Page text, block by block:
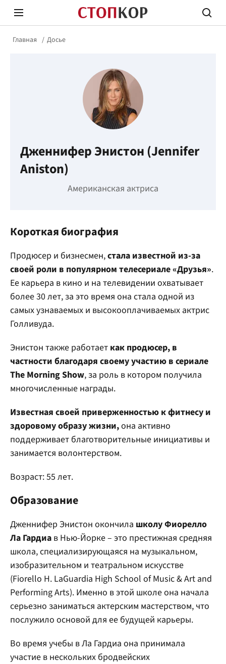
Стоп Политической Коррупции
Политика
Главная Досье
Дженнифер Энистон (Jennifer
Aniston)
Американская актриса
Короткая биография
Продюсер и бизнесмен,стала известной из-за
своей роли в популярном телесериале «Друзья».
Ее карьера в кино и на телевидении охватывает
более 30 лет, за это время она стала одной из
самых узнаваемых и высокооплачиваемых актрис
Голливуда.
Энистон также работает как продюсер, в
частности благодаря своему участию в сериале
The Morning Show, за роль в котором получила
многочисленные награды.
Известная своей приверженностью к фитнесу и
здоровому образу жизни,она активно
поддерживает благотворительные инициативы и
занимается волонтерством.
Возраст: 55 лет.
Образование
Дженнифер Энистон окончила школу Фиорелло
Ла Гардиа в Нью-Йорке – это престижная средняя
школа, специализирующаяся на музыкальном,
изобразительном и театральном искусстве
(Fiorello H. LaGuardia High School of Music & Art and
Performing Arts). Именно в этой школе она начала
серьезно заниматься актерским мастерством, что
послужило основой для ее будущей карьеры.
Во время учебы в Ла Гардиа она принимала
участие в нескольких бродвейских